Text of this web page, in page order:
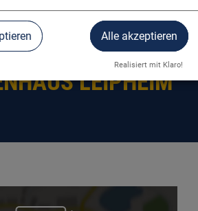
LEIPHEIM
Alle akzeptieren
Realisiert mit Klaro!